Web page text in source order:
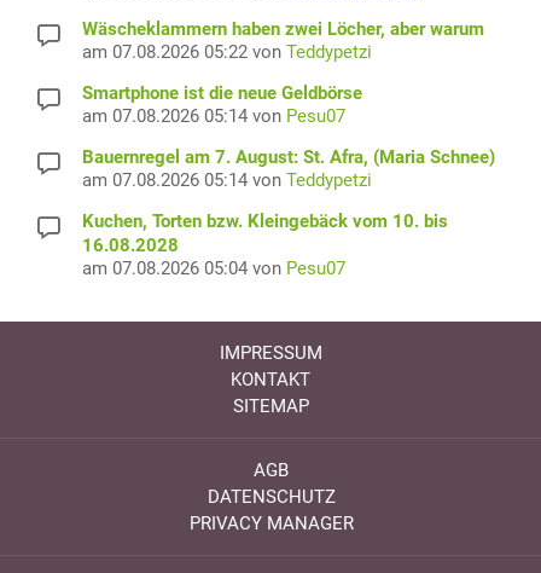
Wäscheklammern haben zwei Löcher, aber warum
am 07.08.2026 05:22 von Teddypetzi
Smartphone ist die neue Geldbörse
am 07.08.2026 05:14 von Pesu07
Bauernregel am 7. August: St. Afra, (Maria Schnee)
am 07.08.2026 05:14 von Teddypetzi
Kuchen, Torten bzw. Kleingebäck vom 10. bis
16.08.2028
am 07.08.2026 05:04 von Pesu07
IMPRESSUM
KONTAKT
SITEMAP
AGB
DATENSCHUTZ
PRIVACY MANAGER